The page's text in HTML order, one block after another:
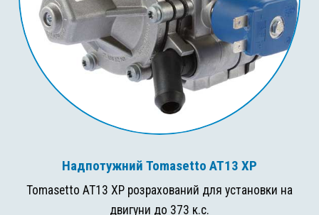
Надпотужний Tomasetto AT13 XP
Tomasetto AT13 XP розрахований для установки на
двигуни до 373 к.с.